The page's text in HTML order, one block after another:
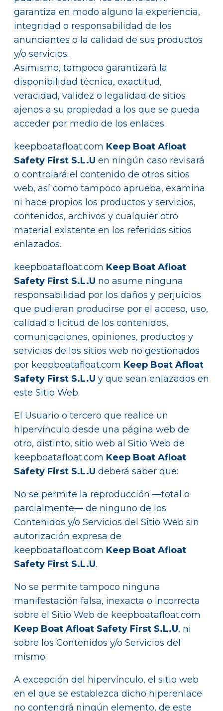
garantiza en modo alguno la experiencia,
integridad o responsabilidad de los
anunciantes o la calidad de sus productos
y/o servicios.
Asimismo, tampoco garantizará la
disponibilidad técnica, exactitud,
veracidad, validez o legalidad de sitios
ajenos a su propiedad a los que se pueda
acceder por medio de los enlaces.
keepboatafloat.com Keep Boat Afloat
Safety First S.L.U en ningún caso revisará
o controlará el contenido de otros sitios
web, así como tampoco aprueba, examina
ni hace propios los productos y servicios,
contenidos, archivos y cualquier otro
material existente en los referidos sitios
enlazados.
keepboatafloat.com Keep Boat Afloat
Safety First S.L.U no asume ninguna
responsabilidad por los daños y perjuicios
que pudieran producirse por el acceso, uso,
calidad o licitud de los contenidos,
comunicaciones, opiniones, productos y
servicios de los sitios web no gestionados
por keepboatafloat.com Keep Boat Afloat
Safety First S.L.U y que sean enlazados en
este Sitio Web.
El Usuario o tercero que realice un
hipervínculo desde una página web de
otro, distinto, sitio web al Sitio Web de
keepboatafloat.com Keep Boat Afloat
Safety First S.L.U deberá saber que:
No se permite la reproducción —total o
parcialmente— de ninguno de los
Contenidos y/o Servicios del Sitio Web sin
autorización expresa de
keepboatafloat.com Keep Boat Afloat
Safety First S.L.U.
No se permite tampoco ninguna
manifestación falsa, inexacta o incorrecta
sobre el Sitio Web de keepboatafloat.com
Keep Boat Afloat Safety First S.L.U, ni
sobre los Contenidos y/o Servicios del
mismo.
A excepción del hipervínculo, el sitio web
en el que se establezca dicho hiperenlace
no contendrá ningún elemento, de este